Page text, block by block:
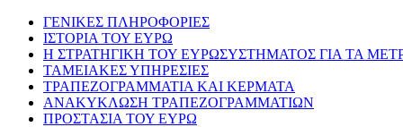
ΓΕΝΙΚΕΣ ΠΛΗΡΟΦΟΡΙΕΣ
ΙΣΤΟΡΙΑ ΤΟΥ ΕΥΡΩ
Η ΣΤΡΑΤΗΓΙΚΗ ΤΟΥ ΕΥΡΩΣΥΣΤΗΜΑΤΟΣ ΓΙΑ ΤΑ
ΤΑΜΕΙΑΚΕΣ ΥΠΗΡΕΣΙΕΣ
ΤΡΑΠΕΖΟΓΡΑΜΜΑΤΙΑ ΚΑΙ ΚΕΡΜΑΤΑ
ΑΝΑΚΥΚΛΩΣΗ ΤΡΑΠΕΖΟΓΡΑΜΜΑΤΙΩΝ
ΠΡΟΣΤΑΣΙΑ ΤΟΥ ΕΥΡΩ